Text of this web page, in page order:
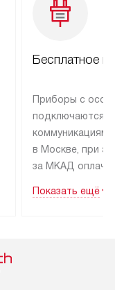
Бесплатное
Приборы с
подключаются к
коммуникациям
в Москве, при
за МКАД
партнера
Показать ещё